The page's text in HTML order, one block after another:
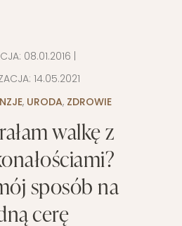
08.01.2016
14.05.2021
, URODA, ZDROWIE
walkę z
sposób na
cerę